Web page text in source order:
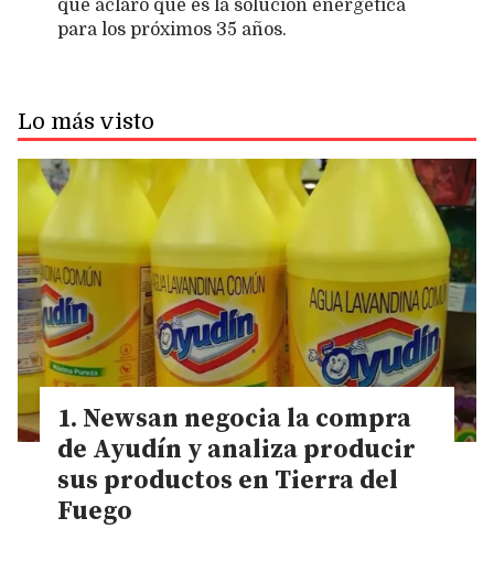
que aclaró que es la solución energética
para los próximos 35 años.
Lo más visto
Newsan negocia la compra
de Ayudín y analiza producir
sus productos en Tierra del
Fuego